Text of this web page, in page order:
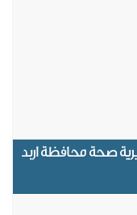
محافظة اربد